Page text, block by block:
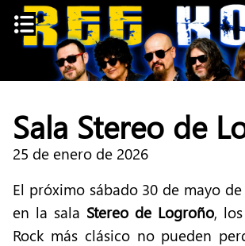
Skip
Sala Stereo de
25 de enero de 2026
El próximo sábado 30 de mayo
en la sala Stereo de Logroño,
Rock más clásico no pueden